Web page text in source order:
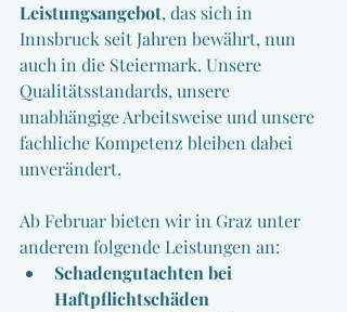
Leistungsangebot, das sich in
Innsbruck seit Jahren bewährt, nun
auch in die Steiermark. Unsere
Qualitätsstandards, unsere
unabhängige Arbeitsweise und unsere
fachliche Kompetenz bleiben dabei
unverändert.
Ab Februar bieten wir in Graz unter
anderem folgende Leistungen an:
Schadengutachten bei
Haftpflichtschäden